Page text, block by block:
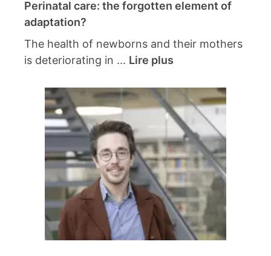
Perinatal care: the forgotten element of
adaptation?
The health of newborns and their mothers
is deteriorating in ... Lire plus